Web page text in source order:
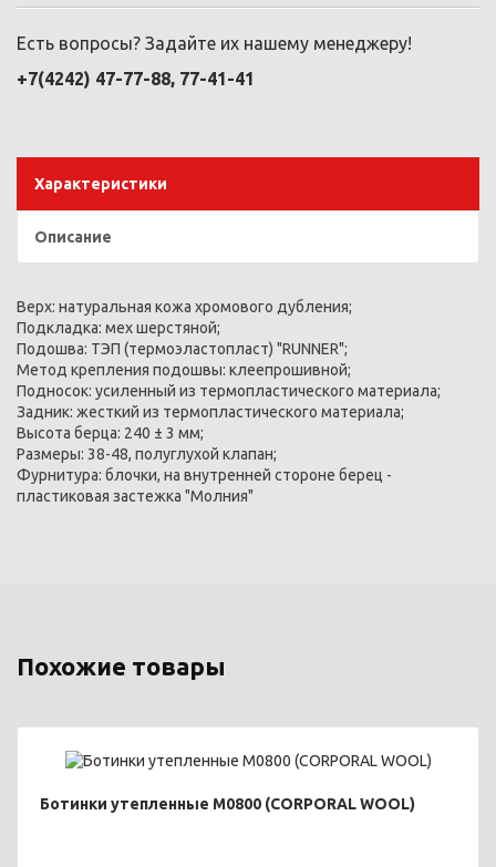
Есть вопросы? Задайте их нашему менеджеру!
+7(4242) 47-77-88, 77-41-41
Характеристики
Описание
Верх: натуральная кожа хромового дубления;
Подкладка: мех шерстяной;
Подошва: ТЭП (термоэластопласт) "RUNNER";
Метод крепления подошвы: клеепрошивной;
Подносок: усиленный из термопластического материала;
Задник: жесткий из термопластического материала;
Высота берца: 240 ± 3 мм;
Размеры: 38-48, полуглухой клапан;
Фурнитура: блочки, на внутренней стороне берец -
пластиковая застежка "Молния"
Похожие товары
Ботинки утепленные М0800 (CORPORAL WOOL)